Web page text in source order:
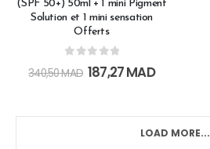
(SPF 50+) 50ml + 1 mini Pigment
Solution et 1 mini sensation
Offerts
out of 5
340,50MAD 187,27MAD
LOAD MORE...